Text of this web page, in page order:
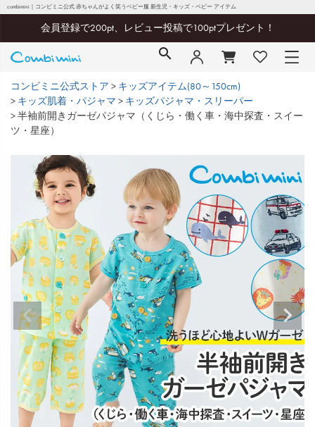
combimini｜コンビミニ公式 赤ちゃんがよく笑うベビー服 新生児・キッズ・ベビー アイテム
会員登録で200pt、レビュー投稿で100ptプレゼント！
コンビミニ公式ストア
キッズアイテム(80～150cm)
キッズ肌着・パジャマ
キッズパジャマ・スリーパー
半袖前開きガーゼパジャマ（くじら・働く車・海中探査・スイー
ツ・星座）